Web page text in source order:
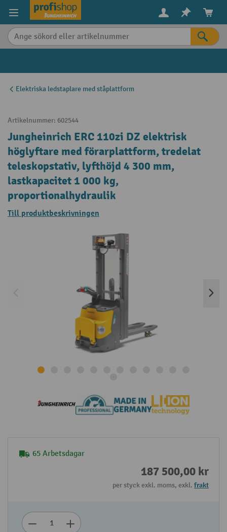
Elektriska ledstaplare med ståplattform
Artikelnummer: 602544
Jungheinrich ERC 110zi DZ elektrisk
höglyftare med förarplattform, tredelat
teleskopstativ, lyfthöjd 4 300 mm,
lastkapacitet 1 000 kg,
proportionalhydraulik
Till produktbeskrivningen
65 Arbetsdagar
187 500,00 kr
per styck exkl. moms, exkl. frakt